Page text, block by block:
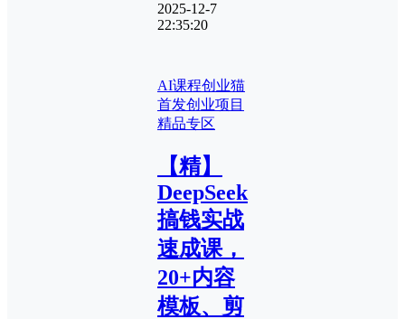
2025-12-7
22:35:20
AI课程创业猫
首发创业项目
精品专区
【精】
DeepSeek
搞钱实战
速成课，
20+内容
模板、剪